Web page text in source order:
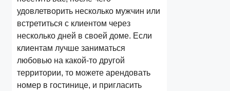
удовлетворить несколько мужчин или
встретиться с клиентом через
несколько дней в своей доме. Если
клиентам лучше заниматься
любовью на какой-то другой
территории, то можете арендовать
номер в гостинице, и пригласить